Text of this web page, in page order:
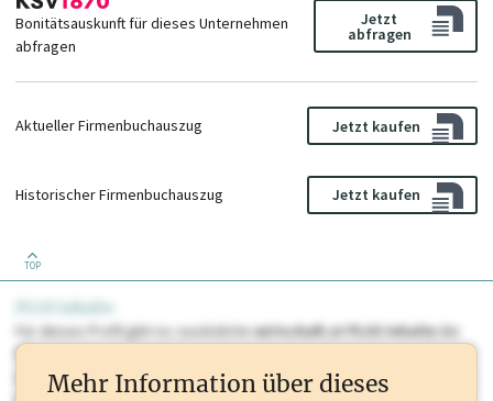
Bonitätsauskunft für dieses Unternehmen
abfragen
Jetzt
abfragen
Aktueller Firmenbuchauszug Jetzt kaufen
Historischer Firmenbuchauszug Jetzt kaufen
TOP
PLUS Inhalte
Für dieses Profil gibt es zusätzlichewirtschaft.at PLUS Inhaltedie
Sie momentan nicht einsehen können. Schalten Sie dieses Profil frei
oder loggen Sie sich ein um diese Inhalte zu sehen. wirtschaft.at PLUS
Mehr Information über dieses